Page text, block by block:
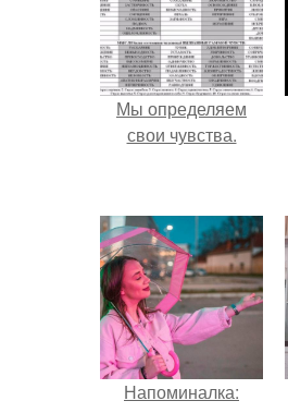
Мы определяем
свои чувства.
Напоминалка: